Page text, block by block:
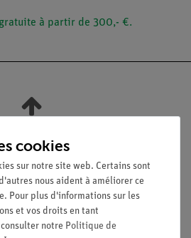
à partir de 300,- €.
cookies
sur notre site web. Certains sont
nous aident à améliorer ce
Pour plus d'informations sur les
et vos droits en tant
notre Politique de